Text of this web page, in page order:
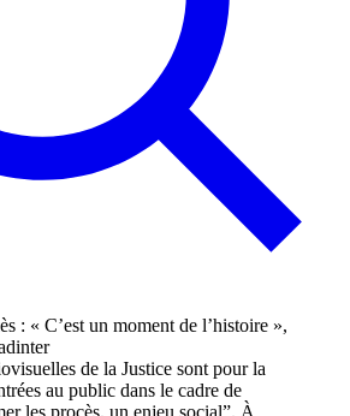
de la Justice sont pour la
au public dans le cadre de